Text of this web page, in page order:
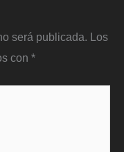
será publicada. Los
con *